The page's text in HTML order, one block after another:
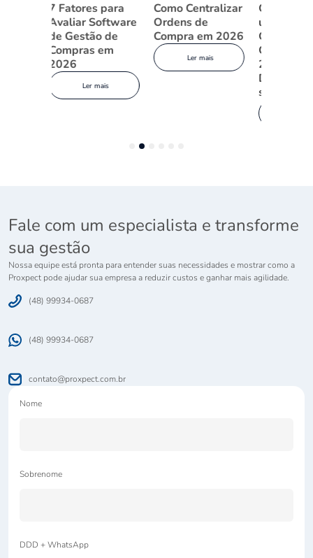
Como Centralizar
Ordens de
Compra em 2026
Como Escolher
um Software de
Gestão de
2026: O Guia
56
Fale com um especialista e transforme
sua gestão
Nossa equipe está pronta para entender suas necessidades e mostrar como a
Proxpect pode ajudar sua empresa a reduzir custos e ganhar mais agilidade.
(48) 99934-0687
(48) 99934-0687
contato@proxpect.com.br
Nome
Sobrenome
DDD + WhatsApp